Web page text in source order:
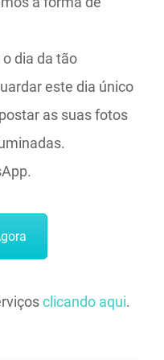
dia da tão
este dia único
as suas fotos
clicando aqui.